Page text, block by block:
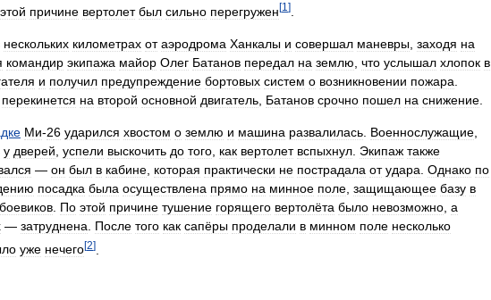
этой причине вертолет был сильно перегружен[1 ]
нескольких километрах от аэродрома Ханкалы и совершал маневры заходя на
командир экипажа майор Олег Батанов передал на землю что услышал хлопок в
и получил предупреждение бортовых систем о возникновении пожара
перекинется на второй основной двигатель Батанов срочно пошел на снижение
Ми-26 ударился хвостом о землю и машина развалилась Военнослужащие
у дверей успели выскочить до того как вертолет вспыхнул Экипаж также
— он был в кабине которая практически не пострадала от удара Однако по
посадка была осуществлена прямо на минное поле защищающее базу в
боевиков По этой причине тушение горящего вертолёта было невозможно а
— затруднена После того как сапёры проделали в минном поле несколько
уже нечего[2]